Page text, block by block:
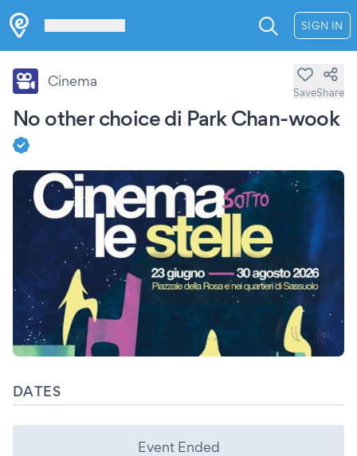
SIGN IN
No other choice di Park Chan-wook
Cinema
SaveShare
DATES
Event Ended